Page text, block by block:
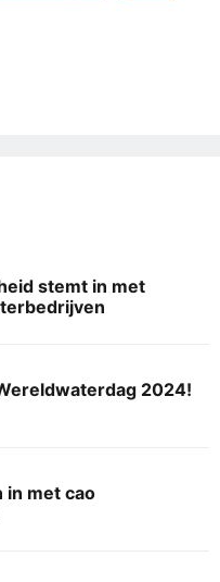
stemt in met
2024!
in met cao